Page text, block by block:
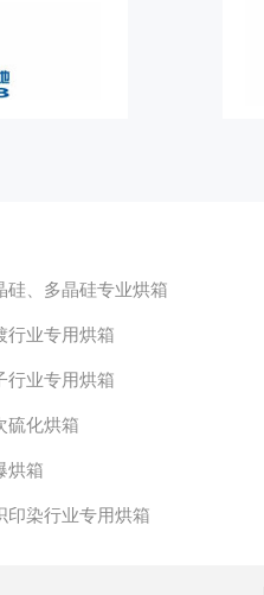
硅、多晶硅专业烘箱
行业专用烘箱
行业专用烘箱
硫化烘箱
烘箱
印染行业专用烘箱